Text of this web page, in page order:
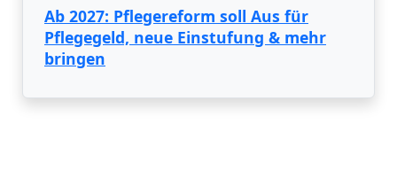
Ab 2027: Pflegereform soll Aus für
Pflegegeld, neue Einstufung & mehr
bringen